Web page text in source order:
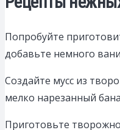
Попробуйте
добавьте немного
Создайте мусс из
мелко нарезанный
Приготовьте